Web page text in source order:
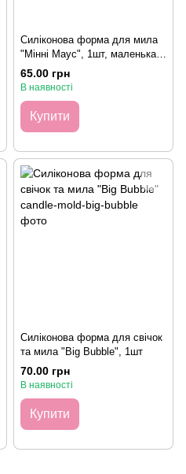
Силіконова форма для мила
"Мінні Маус", 1шт, маленька
(5,1*5,5см)
65.00 грн
В наявності
Купити
Силіконова форма для свічок
та мила "Big Bubble", 1шт
70.00 грн
В наявності
Купити